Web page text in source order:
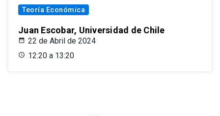
Teoría Económica
Juan Escobar, Universidad de Chile
22 de Abril de 2024
12:20 a 13:20